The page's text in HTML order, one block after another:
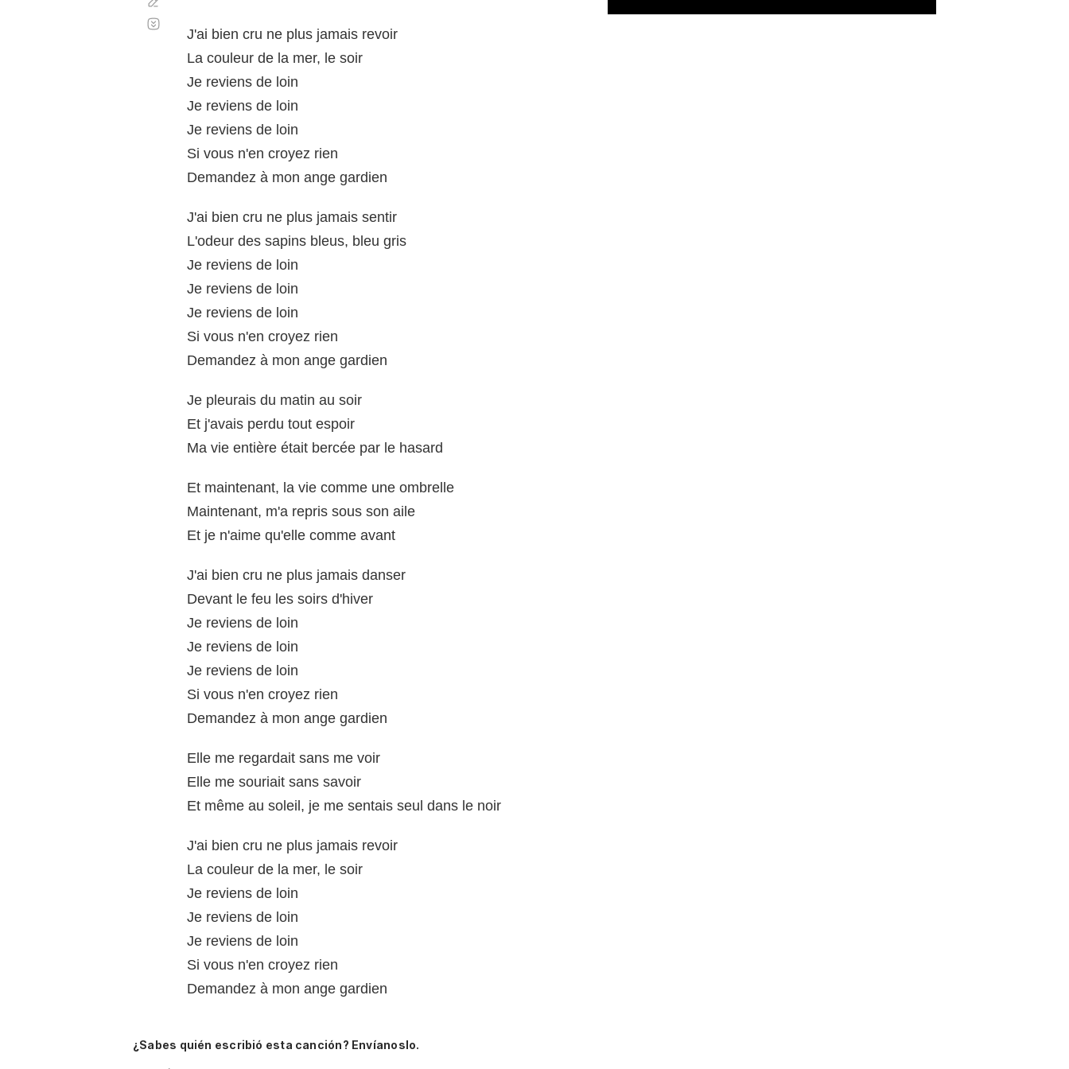
J'ai bien cru ne plus jamais revoir
La couleur de la mer, le soir
Je reviens de loin
Je reviens de loin
Je reviens de loin
Si vous n'en croyez rien
Demandez à mon ange gardien
J'ai bien cru ne plus jamais sentir
L'odeur des sapins bleus, bleu gris
Je reviens de loin
Je reviens de loin
Je reviens de loin
Si vous n'en croyez rien
Demandez à mon ange gardien
Je pleurais du matin au soir
Et j'avais perdu tout espoir
Ma vie entière était bercée par le hasard
Et maintenant, la vie comme une ombrelle
Maintenant, m'a repris sous son aile
Et je n'aime qu'elle comme avant
J'ai bien cru ne plus jamais danser
Devant le feu les soirs d'hiver
Je reviens de loin
Je reviens de loin
Je reviens de loin
Si vous n'en croyez rien
Demandez à mon ange gardien
Elle me regardait sans me voir
Elle me souriait sans savoir
Et même au soleil, je me sentais seul dans le noir
J'ai bien cru ne plus jamais revoir
La couleur de la mer, le soir
Je reviens de loin
Je reviens de loin
Je reviens de loin
Si vous n'en croyez rien
Demandez à mon ange gardien
automático
¿Sabes quién escribió esta canción? Envíanoslo.